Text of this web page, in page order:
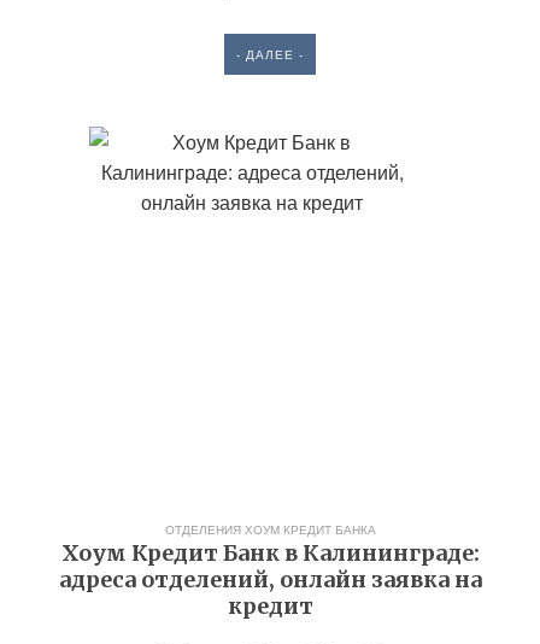
- ДАЛЕЕ -
ОТДЕЛЕНИЯ ХОУМ КРЕДИТ БАНКА
Хоум Кредит Банк в Калининграде:
адреса отделений, онлайн заявка на
кредит